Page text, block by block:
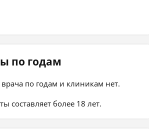
по годам
по годам и клиникам нет.
составляет более 18 лет.